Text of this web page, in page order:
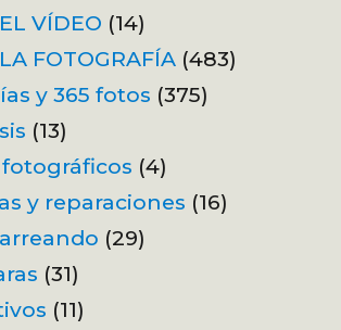
VÍDEO (14)
FOTOGRAFÍA (483)
y 365 fotos (375)
(13)
(4)
y reparaciones (16)
(29)
(31)
(11)